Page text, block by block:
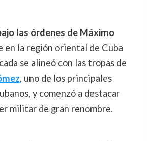
las órdenes de Máximo
en la región oriental de Cuba
se alineó con las tropas de
, uno de los principales
y comenzó a destacar
militar de gran renombre.